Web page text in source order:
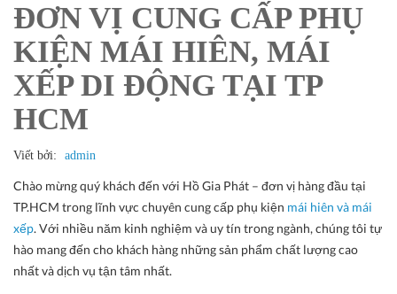
ĐƠN VỊ CUNG CẤP PHỤ
KIỆN MÁI HIÊN, MÁI
XẾP DI ĐỘNG TẠI TP
HCM
Viết bởi: admin
Chào mừng quý khách đến với Hồ Gia Phát – đơn vị hàng đầu tại
TP.HCM trong lĩnh vực chuyên cung cấp phụ kiện mái hiên và mái
xếp. Với nhiều năm kinh nghiệm và uy tín trong ngành, chúng tôi tự
hào mang đến cho khách hàng những sản phẩm chất lượng cao
nhất và dịch vụ tận tâm nhất.